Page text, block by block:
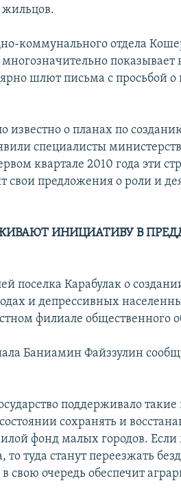
жильцов.
коммунального отдела
показывает
шлют письма с просьбой
известно о планах по
специалисты
квартале 2010 года эти
свои предложения о роли и
ИНИЦИАТИВУ В
поселка Карабулак о
и депрессивных
филиале общественного
Баниамин Файззулин
поддерживало
сохранять и
фонд малых городов. Если
туда станут переезжать
свою очередь обеспечит